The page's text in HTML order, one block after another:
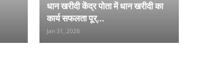
धान खरीदी केंद्र पोता में धान खरीदी का
कार्य सफलता पूर्...
Jan 31, 2026